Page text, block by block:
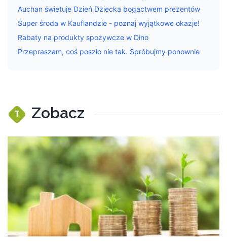
Auchan świętuje Dzień Dziecka bogactwem prezentów
Super środa w Kauflandzie - poznaj wyjątkowe okazje!
Rabaty na produkty spożywcze w Dino
Przepraszam, coś poszło nie tak. Spróbujmy ponownie
T Zobacz